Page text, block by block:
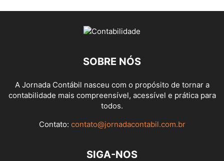
SOBRE NÓS
A Jornada Contábil nasceu com o propósito de tornar a
contabilidade mais compreensível, acessível e prática para
todos.
Contato: contato@jornadacontabil.com.br
SIGA-NOS